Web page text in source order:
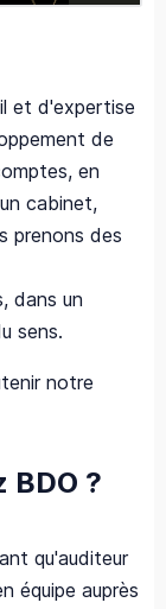
et d'expertise
de
en
cabinet,
prenons des
dans un
sens.
notre
BDO ?
qu'auditeur
équipe auprès